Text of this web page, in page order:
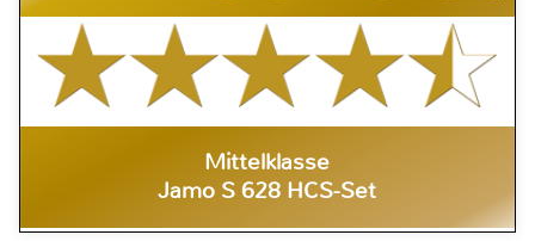
Mittelklasse
Jamo S 628 HCS-Set